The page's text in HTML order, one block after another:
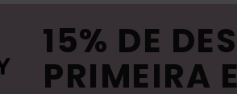
15% DE
PRIMEIRA